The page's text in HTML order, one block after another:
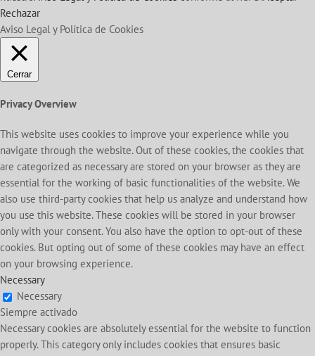
Rechazar
Aviso Legal y Política de Cookies
Cerrar
Privacy Overview
This website uses cookies to improve your experience while you
navigate through the website. Out of these cookies, the cookies that
are categorized as necessary are stored on your browser as they are
essential for the working of basic functionalities of the website. We
also use third-party cookies that help us analyze and understand how
you use this website. These cookies will be stored in your browser
only with your consent. You also have the option to opt-out of these
cookies. But opting out of some of these cookies may have an effect
on your browsing experience.
Necessary
Necessary
Siempre activado
Necessary cookies are absolutely essential for the website to function
properly. This category only includes cookies that ensures basic